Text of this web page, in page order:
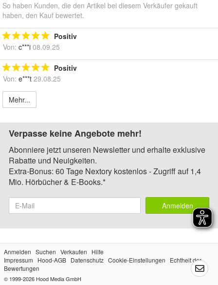
So haben Kunden, die den Artikel bei diesem Verkäufer gekauft
haben, den Kauf bewertet.
Positiv
Von: c***i 08.09.25
Positiv
Von: e***t 29.08.25
Mehr...
Verpasse keine Angebote mehr!
Abonniere jetzt unseren Newsletter und erhalte exklusive
Rabatte und Neuigkeiten.
Extra-Bonus: 60 Tage Nextory kostenlos - Zugriff auf 1,4
Mio. Hörbücher & E-Books.*
Anmelden
Anmelden Suchen Verkaufen
Hilfe
Impressum
Hood-AGB Datenschutz Cookie-Einstellungen
Echtheit der
Bewertungen
© 1999-2026 Hood Media GmbH